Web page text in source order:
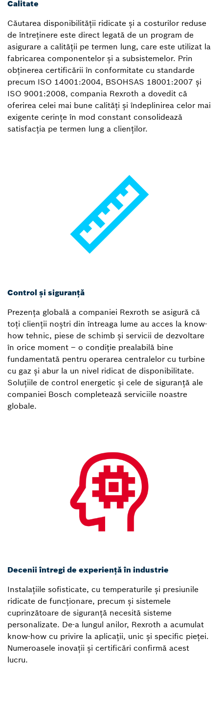
Calitate
Căutarea disponibilității ridicate și a costurilor reduse
de întreținere este direct legată de un program de
asigurare a calității pe termen lung, care este utilizat la
fabricarea componentelor și a subsistemelor. Prin
obținerea certificării în conformitate cu standarde
precum ISO 14001:2004, BSOHSAS 18001:2007 și
ISO 9001:2008, compania Rexroth a dovedit că
oferirea celei mai bune calități și îndeplinirea celor mai
exigente cerințe în mod constant consolidează
satisfacția pe termen lung a clienților.
Control și siguranță
Prezența globală a companiei Rexroth se asigură că
toți clienții noștri din întreaga lume au acces la know-
how tehnic, piese de schimb și servicii de dezvoltare
în orice moment – o condiție prealabilă bine
fundamentată pentru operarea centralelor cu turbine
cu gaz și abur la un nivel ridicat de disponibilitate.
Soluțiile de control energetic și cele de siguranță ale
companiei Bosch completează serviciile noastre
globale.
Decenii întregi de experiență în industrie
Instalațiile sofisticate, cu temperaturile și presiunile
ridicate de funcționare, precum și sistemele
cuprinzătoare de siguranță necesită sisteme
personalizate. De-a lungul anilor, Rexroth a acumulat
know-how cu privire la aplicații, unic și specific pieței.
Numeroasele inovații și certificări confirmă acest
lucru.